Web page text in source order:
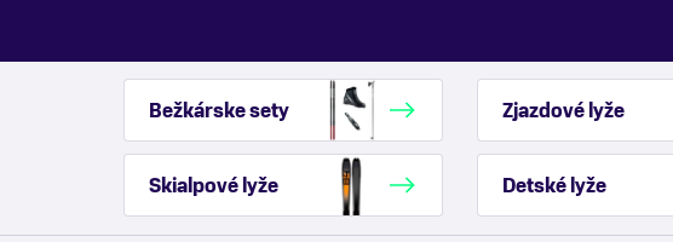
Bežkárske sety Zjazdové lyže
Skialpové lyže Detské lyže